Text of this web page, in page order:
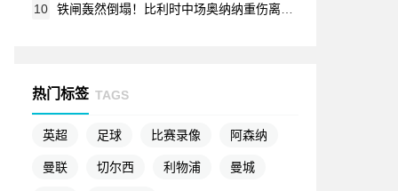
10 铁闸轰然倒塌！比利时中场奥纳纳重伤离场，红魔狂欢夜暗藏悲情
热门标签 TAGS
英超 足球 比赛录像 阿森纳
曼联 切尔西 利物浦 曼城